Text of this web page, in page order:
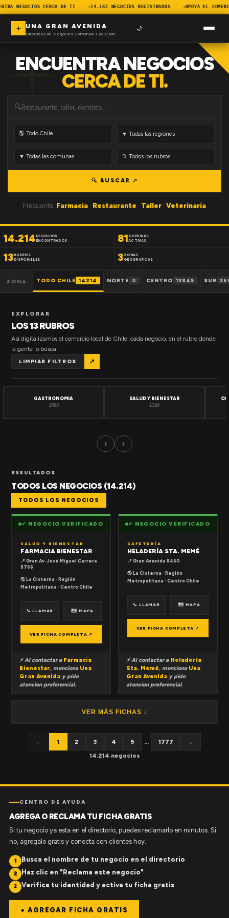
NEGOCIOS CERCA DE TI 14.182 NEGOCIOS REGISTRADOS APOYA EL
UNA GRAN AVENIDA
Directorio de Negocios Comunales de Chile
🌙
ENCUENTRA NEGOCIOS
CERCA DE TI.
🔍
🔍 BUSCAR ↗
Frecuente: Farmacia · Restaurante · Taller · Veterinaria
14.214NEGOCIOS
ENCONTRADOS
81 COMUNAS
ACTIVAS
13RUBROS
DISPONIBLES
3 ZONAS
GEOGRAFICAS
ZONA TODO CHILE 14214 NORTE 0 CENTRO 13849 SUR
EXPLORAR
LOS 13 RUBROS
Así digitalizamos el comercio local de Chile: cada negocio, en el rubro donde
la gente lo busca.
LIMPIAR FILTROS ↗
GASTRONOMIA
1508
SALUD Y BIENESTAR
1320
‹ ›
RESULTADOS
TODOS LOS NEGOCIOS (14.214)
TODOS LOS NEGOCIOS
✔ NEGOCIO VERIFICADO
SALUD Y BIENESTAR
FARMACIA BIENESTAR
📍 Gran Av. José Miguel Carrera
8766
🌎 La Cisterna · Región
Metropolitana · Centro Chile
📞 LLAMAR 🗺 MAPA
VER FICHA COMPLETA ↗
⚡ Al contactar a Farmacia
Bienestar, menciona Una
Gran Avenida y pide
atencion preferencial.
✔ NEGOCIO VERIFICADO
CAFETERÍA
HELADERÍA STA. MEMÉ
📍 Gran Avenida 8460
🌎 La Cisterna · Región
Metropolitana · Centro Chile
📞 LLAMAR 🗺 MAPA
VER FICHA COMPLETA ↗
⚡ Al contactar a Heladería
Sta. Memé, menciona Una
Gran Avenida y pide
atencion preferencial.
VER MÁS FICHAS ↓
← 1 2 3 4 5 ... 1777
→
14.214 negocios
CENTRO DE AYUDA
AGREGA O RECLAMA TU FICHA GRATIS
Si tu negocio ya esta en el directorio, puedes reclamarlo en minutos. Si
no, agregalo gratis y conecta con clientes hoy.
1 Busca el nombre de tu negocio en el directorio
2 Haz clic en "Reclama este negocio"
3 Verifica tu identidad y activa tu ficha gratis
+ AGREGAR FICHA GRATIS